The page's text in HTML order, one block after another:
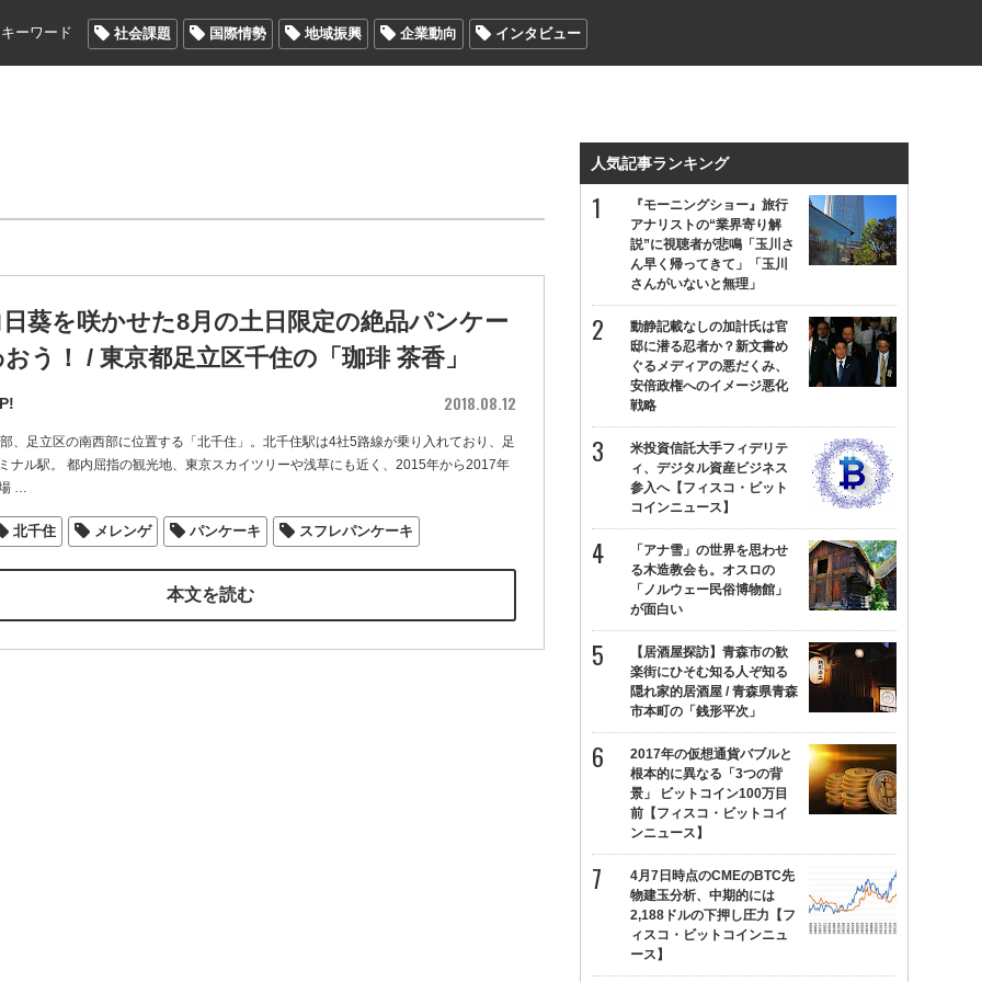
ーワード 社会課題 国際情勢 地域振興 企業動向 インタビュー
葵を咲かせた8月の土日限定の絶品パンケー
う！ / 東京都足立区千住の「珈琲 茶香」
2018.08.12
、足立区の南西部に位置する「北千住」。北千住駅は4社5路線が乗り入れており、足
ナル駅。 都内屈指の観光地、東京スカイツリーや浅草にも近く、2015年から2017年
…
北千住 メレンゲ パンケーキ スフレパンケーキ
本文を読む
人気記事ランキング
『モーニングショー』旅行
アナリストの“業界寄り解
説”に視聴者が悲鳴「玉川さ
ん早く帰ってきて」「玉川
さんがいないと無理」
動静記載なしの加計氏は官
邸に潜る忍者か？新文書め
ぐるメディアの悪だくみ、
安倍政権へのイメージ悪化
戦略
米投資信託大手フィデリテ
ィ、デジタル資産ビジネス
参入へ【フィスコ・ビット
コインニュース】
「アナ雪」の世界を思わせ
る木造教会も。オスロの
「ノルウェー民俗博物館」
が面白い
【居酒屋探訪】青森市の歓
楽街にひそむ知る人ぞ知る
隠れ家的居酒屋 / 青森県青森
市本町の「銭形平次」
2017年の仮想通貨バブルと
根本的に異なる「3つの背
景」 ビットコイン100万目
前【フィスコ・ビットコイ
ンニュース】
4月7日時点のCMEのBTC先
物建玉分析、中期的には
2,188ドルの下押し圧力【フ
ィスコ・ビットコインニュ
ース】